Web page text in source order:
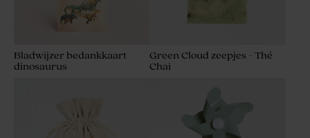
Bladwijzer bedankkaart
dinosaurus
Green Cloud zeepjes - Thé
Chai